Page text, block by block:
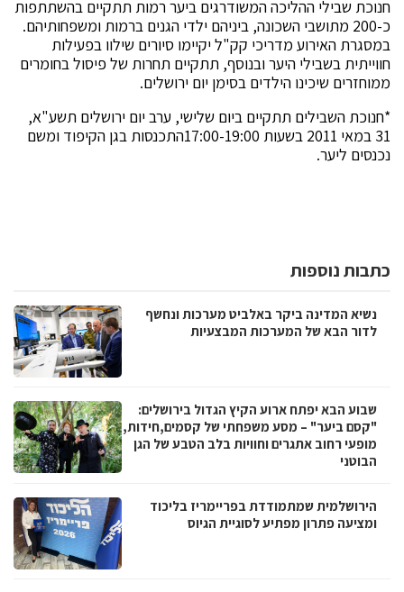
חנוכת שבילי ההליכה המשודרגים ביער רמות תתקיים בהשתתפות
כ-200 מתושבי השכונה, ביניהם ילדי הגנים ברמות ומשפחותיהם.
במסגרת האירוע מדריכי קק"ל יקיימו סיורים שילוו בפעילות
חווייתית בשבילי היער ובנוסף, תתקיים תחרות של פיסול בחומרים
ממוחזרים שיכינו הילדים בסימן יום ירושלים.
*חנוכת השבילים תתקיים ביום שלישי, ערב יום ירושלים תשע"א,
31 במאי 2011 בשעות 17:00-19:00התכנסות בגן הקיפוד ומשם
נכנסים ליער.
כתבות נוספות
נשיא המדינה ביקר באלביט מערכות ונחשף
לדור הבא של המערכות המבצעיות
שבוע הבא יפתח ארוע הקיץ הגדול בירושלים:
"קסם ביער" – מסע משפחתי של קסמים,חידות,
מופעי רחוב אתגרים וחוויות בלב הטבע של הגן
הבוטני
הירושלמית שמתמודדת בפריימריז בליכוד
ומציעה פתרון מפתיע לסוגיית הגיוס